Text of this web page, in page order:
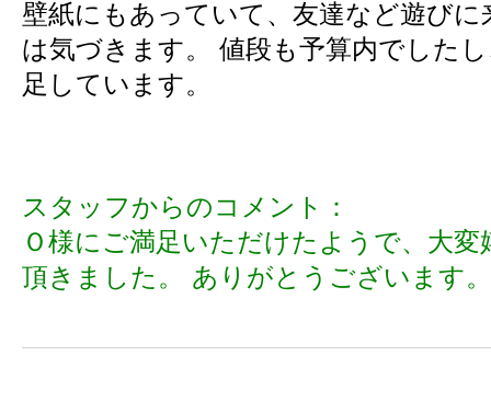
壁紙にもあっていて、友達など遊びに
は気づきます。 値段も予算内でした
足しています。
スタッフからのコメント：
Ｏ様にご満足いただけたようで、大
頂きました。 ありがとうございます。